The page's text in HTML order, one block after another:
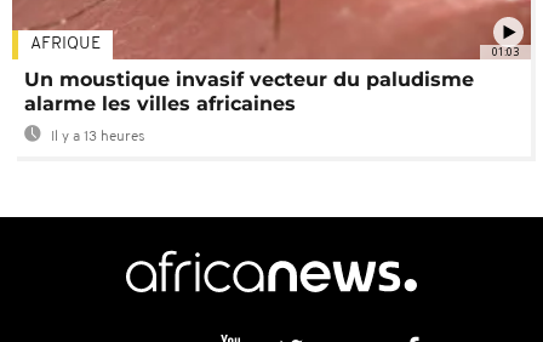
01:03
AFRIQUE
Un moustique invasif vecteur du paludisme
alarme les villes africaines
Il y a 13 heures